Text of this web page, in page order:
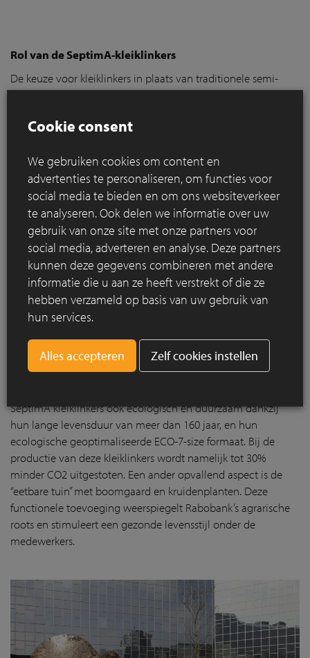
Rol van de SeptimA-kleiklinkers
De keuze voor kleiklinkers in plaats van traditionele semi-
verharding was ingegeven door praktische overwegingen,
medewerkers. DeSeptimA Vanille
beplanting en versterken de organische uitstraling van de
paden. De patronen in de bestrating volgen de kronkelende
paden en dragen bij aan de harmonie tussen infrastructuur
en natuur.
Innovatie en duurzaamheid
Baljon landschapsarchitecten en Rabobank houden
duurzaamheid hoog in het vaandel. Het ontwerp voor de
rooftopgarden omvat een waterbufferingsysteem dat
regenwater opvangt en integreert in de vijver, waar
natuurlijke oevers zorgen voor waterzuivering. Verder worden
zonnepanelen gebruikt om energie op te wekken voor
oplaadstations van smartphones. Elementen van de
oorspronkelijke tuin, zoals bomen en tegels, zijn hergebruikt,
SeptimA kleiklinkers ook ecologisch en duurzaam dankzij
hun lange levensduur van meer dan 160 jaar, en hun
ecologische geoptimaliseerde ECO-7-size formaat. Bij de
productie van deze kleiklinkers wordt namelijk tot 30%
minder CO2 uitgestoten. Een ander opvallend aspect is de
“eetbare tuin” met boomgaard en kruidenplanten. Deze
functionele toevoeging weerspiegelt Rabobank’s agrarische
roots en stimuleert een gezonde levensstijl onder de
medewerkers.
Cookie consent
We gebruiken cookies om content en
advertenties te personaliseren, om functies voor
social media te bieden en om ons websiteverkeer
te analyseren. Ook delen we informatie over uw
gebruik van onze site met onze partners voor
social media, adverteren en analyse. Deze partners
kunnen deze gegevens combineren met andere
informatie die u aan ze heeft verstrekt of die ze
hebben verzameld op basis van uw gebruik van
hun services.
Zelf cookies instellen